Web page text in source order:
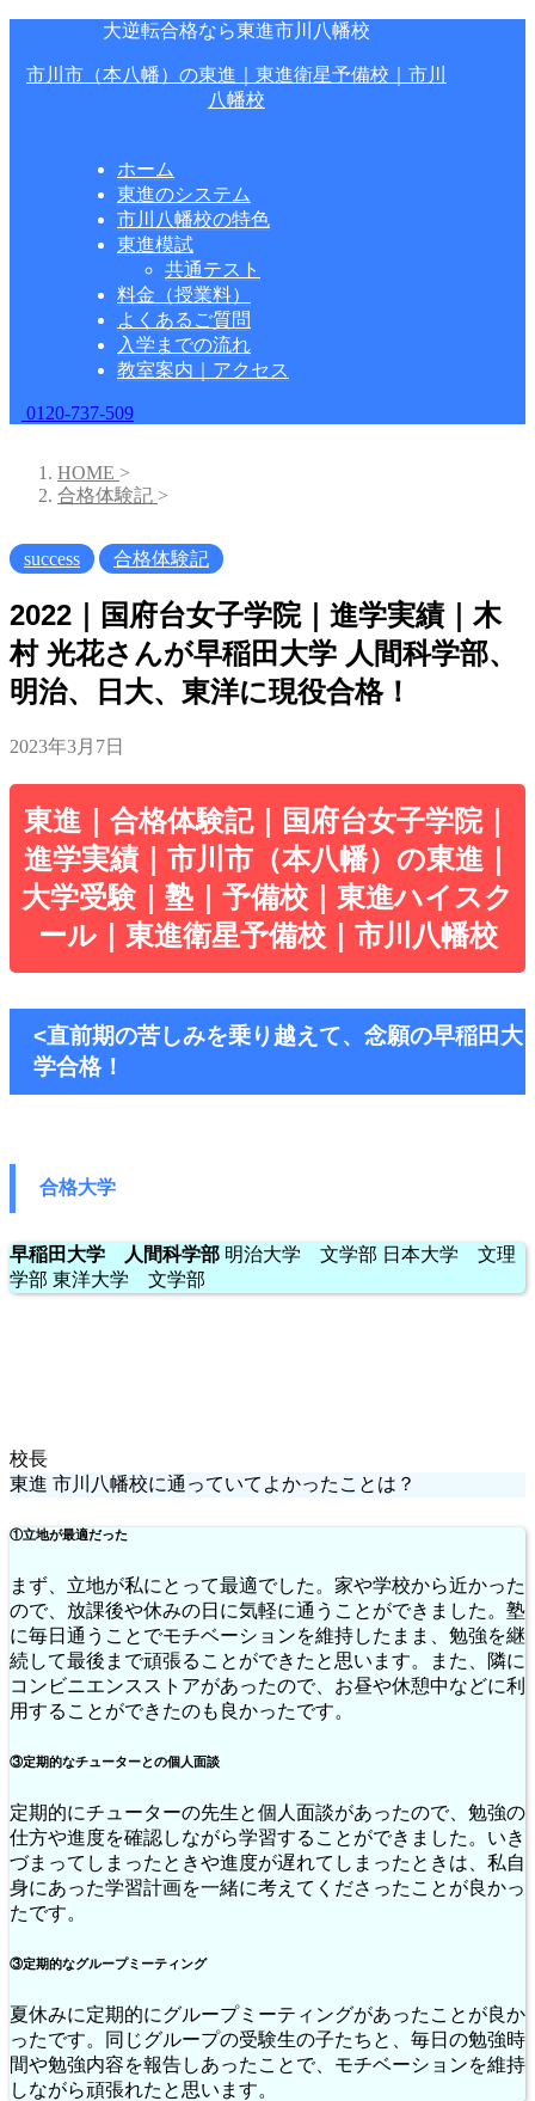
大逆転合格なら東進市川八幡校
市川市（本八幡）の東進｜東進衛星予備校｜市川
八幡校
ホーム
東進のシステム
市川八幡校の特色
東進模試
共通テスト
料金（授業料）
よくあるご質問
入学までの流れ
教室案内｜アクセス
0120-737-509
HOME >
合格体験記 >
success 合格体験記
2022｜国府台女子学院｜進学実績｜木
村 光花さんが早稲田大学 人間科学部、
明治、日大、東洋に現役合格！
2023年3月7日
東進｜合格体験記｜国府台女子学院｜
進学実績｜市川市（本八幡）の東進｜
大学受験｜塾｜予備校｜東進ハイスク
ール｜東進衛星予備校｜市川八幡校
<直前期の苦しみを乗り越えて、念願の早稲田大
学合格！
合格大学
早稲田大学 人間科学部 明治大学 文学部 日本大学 文理
学部 東洋大学 文学部
校長
東進 市川八幡校に通っていてよかったことは？
①立地が最適だった
まず、立地が私にとって最適でした。家や学校から近かった
ので、放課後や休みの日に気軽に通うことができました。塾
に毎日通うことでモチベーションを維持したまま、勉強を継
続して最後まで頑張ることができたと思います。また、隣に
コンビニエンスストアがあったので、お昼や休憩中などに利
用することができたのも良かったです。
③定期的なチューターとの個人面談
定期的にチューターの先生と個人面談があったので、勉強の
仕方や進度を確認しながら学習することができました。いき
づまってしまったときや進度が遅れてしまったときは、私自
身にあった学習計画を一緒に考えてくださったことが良かっ
たです。
③定期的なグループミーティング
夏休みに定期的にグループミーティングがあったことが良か
ったです。同じグループの受験生の子たちと、毎日の勉強時
間や勉強内容を報告しあったことで、モチベーションを維持
しながら頑張れたと思います。